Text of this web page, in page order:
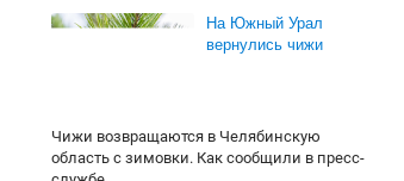
На Южный Урал
вернулись чижи
Чижи возвращаются в Челябинскую
область с зимовки. Как сообщили в пресс-